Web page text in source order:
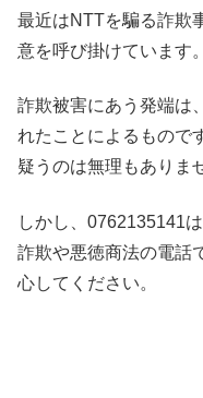
最近はNTTを騙る詐欺
意を呼び掛けています。
詐欺被害にあう発端は
れたことによるもので
疑うのは無理もありま
しかし、0762135141
詐欺や悪徳商法の電話
心してください。